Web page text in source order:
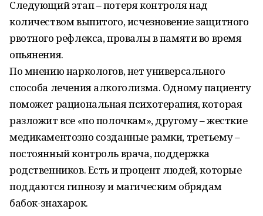
Следующий этап – потеря контроля над
количеством выпитого, исчезновение защитного
рвотного рефлекса, провалы в памяти во время
опьянения.
По мнению наркологов, нет универсального
способа лечения алкоголизма. Одному пациенту
поможет рациональная психотерапия, которая
разложит все «по полочкам», другому – жесткие
медикаментозно созданные рамки, третьему –
постоянный контроль врача, поддержка
родственников. Есть и процент людей, которые
поддаются гипнозу и магическим обрядам
бабок-знахарок.